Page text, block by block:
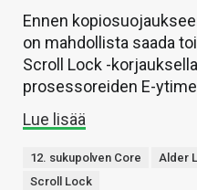
Ennen
on mahdollista saada
Scroll Lock -
prosessoreiden E-
Lue lisää
12. sukupolven Core Alder
Scroll Lock